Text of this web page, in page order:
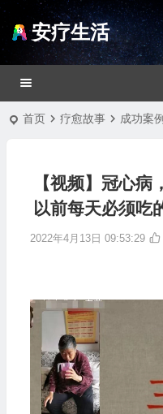
安疗生活
首页 疗愈故事 成功案例
【视频】冠心病
以前每天必须吃
2022年4月13日 09:53:29